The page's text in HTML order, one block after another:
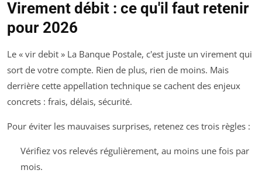
Virement débit : ce qu'il faut retenir
pour 2026
Le « vir debit » La Banque Postale, c'est juste un virement qui
sort de votre compte. Rien de plus, rien de moins. Mais
derrière cette appellation technique se cachent des enjeux
concrets : frais, délais, sécurité.
Pour éviter les mauvaises surprises, retenez ces trois règles :
Vérifiez vos relevés régulièrement, au moins une fois par
mois.